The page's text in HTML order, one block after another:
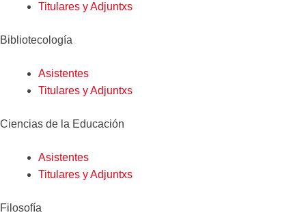
Titulares y Adjuntxs
Bibliotecología
Asistentes
Titulares y Adjuntxs
Ciencias de la Educación
Asistentes
Titulares y Adjuntxs
Filosofía